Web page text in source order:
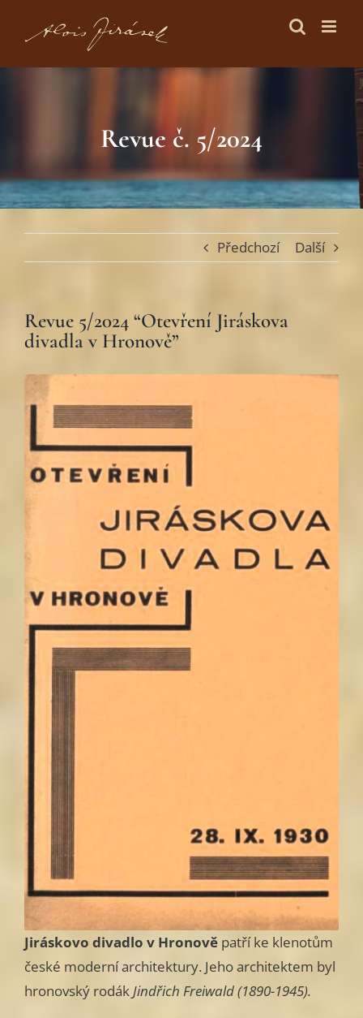
Revue č. 5/2024
Předchozí Další
Revue 5/2024 “Otevření Jiráskova
divadla v Hronově”
Jiráskovo divadlo v Hronově patří ke klenotům
české moderní architektury. Jeho architektem byl
hronovský rodákJindřich Freiwald (1890-1945).